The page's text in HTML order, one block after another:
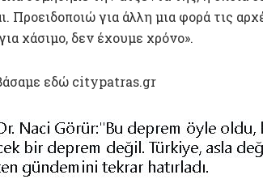
Προειδοποιώ για άλλη μια φορά τις
χάσιμο, δεν έχουμε χρόνο».
εδώ citypatras.gr